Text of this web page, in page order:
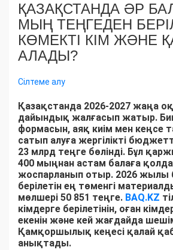
ҚАЗАҚСТАНДА ӘР
МЫҢ ТЕҢГЕДЕН
КӨМЕКТІ КІМ ЖӘНЕ
АЛАДЫ?
Сілтеме алу
Қазақстанда 2026-2027 жаңа
дайындық жалғасып жатыр.
формасын, аяқ киім мен кеңсе
сатып алуға жергілікті
23 млрд теңге бөлінді. Бұл
400 мыңнан астам балаға
жоспарланып отыр. 2026 жылы
берілетін ең төменгі
мөлшері 50 851 теңге. BAQ.KZ
кімдерге берілетінін, оған
екенін және кей жағдайда
Қамқоршылық кеңесі қалай
анықтады.